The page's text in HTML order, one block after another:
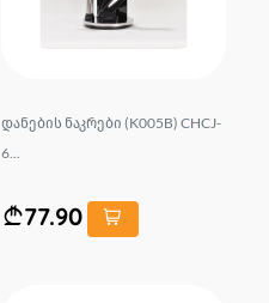
დანების ნაკრები (K005B) CHCJ-
6...
77.90